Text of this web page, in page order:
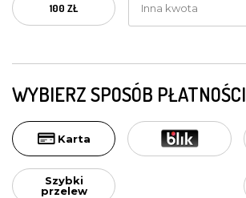
100 ZŁ
WYBIERZ SPOSÓB PŁATNOŚCI
Karta
Szybki
przelew